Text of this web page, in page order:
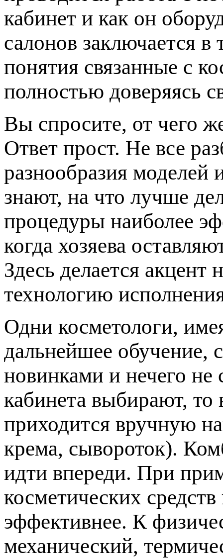
кабинет и как он
салонов заключается
понятия связанные с
полностью доверяясь
Вы спросите, от чего
Ответ прост. Не все
разнообразия моделей
знают, на что лучше
процедуры наиболее
когда хозяева
Здесь делается акцент
технологию
Одни косметологи,
дальнейшее обучение,
новинками и нечего
кабинета выбирают, то
приходится вручную
крема, сывороток).
идти впереди. При
косметических
эффективнее. К
механический,